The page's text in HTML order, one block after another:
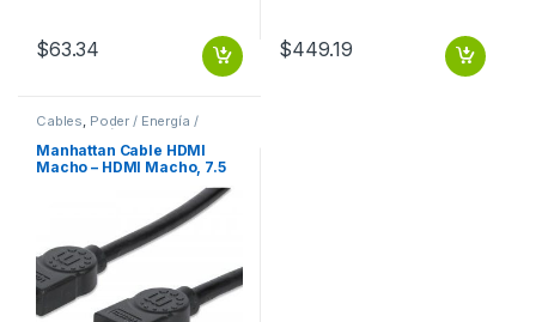
$63.34 $449.19
Cables Poder / Energía /
Alimentación
Manhattan Cable HDMI
Macho – HDMI Macho, 7.5